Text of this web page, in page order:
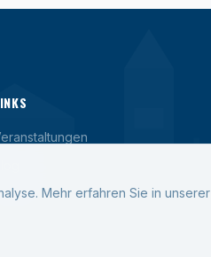
Mehr erfahren Sie in unserer